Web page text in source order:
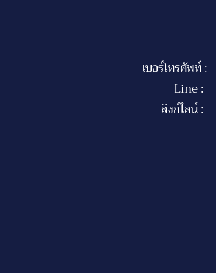
เบอร์โทรศัพท์ :
Line :
ลิงก์ไลน์ :